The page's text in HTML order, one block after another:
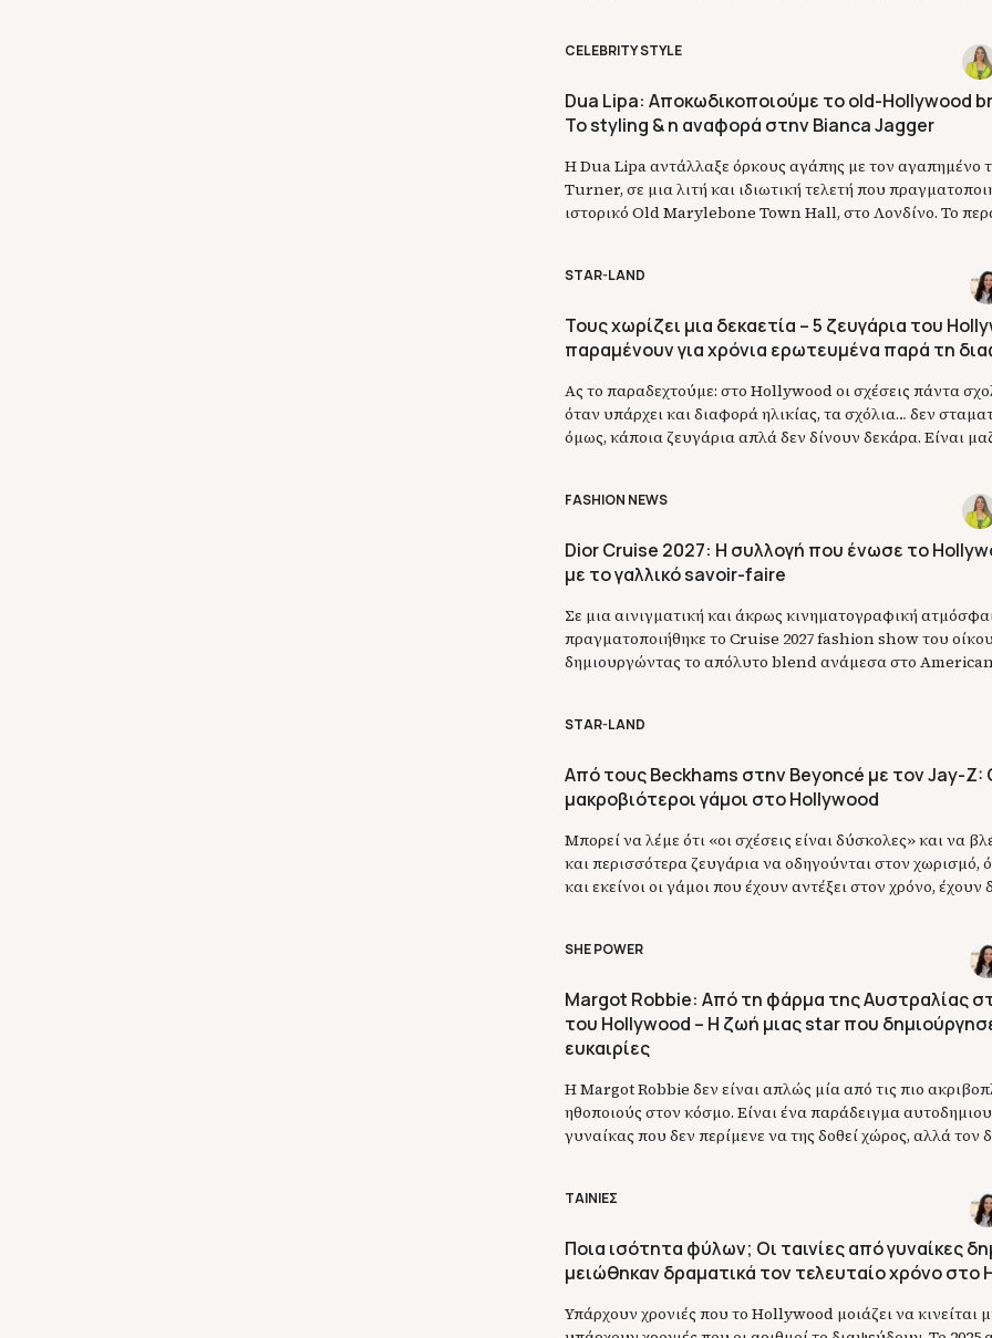
To Me» Το βραβείο Καλύτερης Ταινίας […]
CELEBRITY STYLE
Dua Lipa: Αποκωδικοποιούμε το old-Hollywood
Το styling & η αναφορά στην Bianca Jagger
Η Dua Lipa αντάλλαξε όρκους αγάπης με τον αγαπημένο
Turner, σε μια λιτή και ιδιωτική τελετή που
ιστορικό Old Marylebone Town Hall, στο Λονδίνο. Το
κατεβαίνει τα σκαλιά του δημαρχείου πιασμένο χέρι-
STAR-LAND
Τους χωρίζει μια δεκαετία – 5 ζευγάρια του
παραμένουν για χρόνια ερωτευμένα παρά τη
Ας το παραδεχτούμε: στο Hollywood οι σχέσεις πάντα
όταν υπάρχει και διαφορά ηλικίας, τα σχόλια… δεν
όμως, κάποια ζευγάρια απλά δεν δίνουν δεκάρα. Είναι
πόσα […]
FASHION NEWS
Dior Cruise 2027: Η συλλογή που ένωσε το
με το γαλλικό savoir-faire
Σε μια αινιγματική και άκρως κινηματογραφική
πραγματοποιήθηκε το Cruise 2027 fashion show του
δημιουργώντας το απόλυτο blend ανάμεσα στο
Art του Los Angeles σε ένα σκηνικό γεμάτο ομίχλη,
STAR-LAND
Από τους Beckhams στην Beyoncé με τον Jay-Z:
μακροβιότεροι γάμοι στο Hollywood
Μπορεί να λέμε ότι «οι σχέσεις είναι δύσκολες» και να
και περισσότερα ζευγάρια να οδηγούνται στον χωρισμό,
και εκείνοι οι γάμοι που έχουν αντέξει στον χρόνο, έχουν
SHE POWER
Margot Robbie: Από τη φάρμα της Αυστραλίας
του Hollywood – Η ζωή μιας star που
ευκαιρίες
Η Margot Robbie δεν είναι απλώς μία από τις πιο
ηθοποιούς στον κόσμο. Είναι ένα παράδειγμα
γυναίκας που δεν περίμενε να της δοθεί χώρος, αλλά τον
ΤΑΙΝΙΕΣ
Ποια ισότητα φύλων; Οι ταινίες από γυναίκες
μειώθηκαν δραματικά τον τελευταίο χρόνο στο
Υπάρχουν χρονιές που το Hollywood μοιάζει να κινείται